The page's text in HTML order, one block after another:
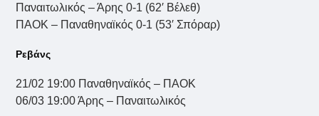
Παναιτωλικός – Άρης 0-1 (62′ Βέλεθ)
ΠΑΟΚ – Παναθηναϊκός 0-1 (53′ Σπόραρ)
Ρεβάνς
21/02 19:00 Παναθηναϊκός – ΠΑΟΚ
06/03 19:00 Άρης – Παναιτωλικός